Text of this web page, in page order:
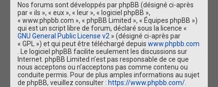
Nos forums sont développés par phpBB (désigné ci-après
par « ils », « eux », « leur », « logiciel phpBB »,
« www.phpbb.com », « phpBB Limited », « Équipes phpBB »)
qui est un script libre de forum, déclaré sous la licence «
GNU General Public License v2 » (désigné ci-après par
« GPL ») et qui peut être téléchargé depuiswww.phpbb.com
. Le logiciel phpBB facilite seulement les discussions sur
Internet. phpBB Limited n’est pas responsable de ce que
nous acceptons ou n’acceptons pas comme contenu ou
conduite permis. Pour de plus amples informations au sujet
de phpBB, veuillez consulter :https://www.phpbb.com/